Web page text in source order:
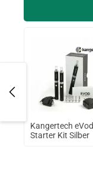
Kangertech eVod
Starter Kit Silber